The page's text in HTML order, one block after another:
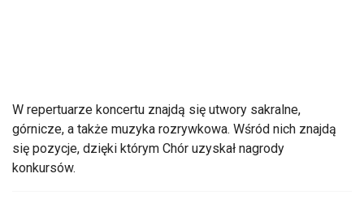
W repertuarze koncertu znajdą się utwory sakralne,
górnicze, a także muzyka rozrywkowa. Wśród nich znajdą
się pozycje, dzięki którym Chór uzyskał nagrody
konkursów.